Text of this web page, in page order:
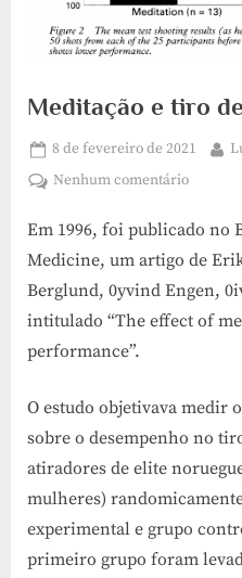
Meditação e tiro
Posted
on
8 de fevereiro de 2021
Nenhum comentárioem
e
tiro
alto
Em 1996, foi publicado no
Medicine, um artigo de
Berglund, 0yvind Engen,
intitulado “The effect of
performance”.
O estudo objetivava medir
sobre o desempenho no
atiradores de elite
mulheres)
experimental e grupo
primeiro grupo foram